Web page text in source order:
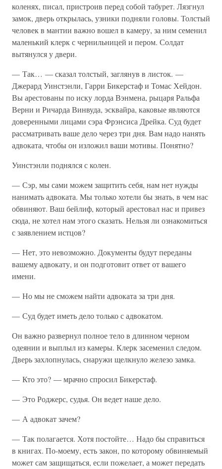
коленях, писал, пристроив перед собой табурет. Лязгнул
замок, дверь открылась, узники подняли головы. Толстый
человек в мантии важно вошел в камеру, за ним семенил
маленький клерк с чернильницей и пером. Солдат
вытянулся у двери.
— Так… — сказал толстый, заглянув в листок. —
Джерард Уинстэнли, Гарри Бикерстаф и Томас Хейдон.
Вы арестованы по иску лорда Вэнмена, рыцаря Ральфа
Верни и Ричарда Винвуда, эсквайра, каковые являются
доверенными лицами сэра Фрэнсиса Дрейка. Суд будет
рассматривать ваше дело через три дня. Вам надо нанять
адвоката, чтобы он изложил ваши мотивы. Понятно?
Уинстэнли поднялся с колен.
— Сэр, мы сами можем защитить себя, нам нет нужды
нанимать адвоката. Мы только хотели бы знать, в чем нас
обвиняют. Ваш бейлиф, который арестовал нас и привез
сюда, не хотел нам этого сказать. Нельзя ли ознакомиться
с заявлением истцов?
— Нет, это невозможно. Документы будут переданы
вашему адвокату, и он подготовит ответ от вашего
имени.
— Но мы не сможем найти адвоката за три дня.
— Суд будет иметь дело только с адвокатом.
Он важно развернул полное тело в длинном черном
одеянии и выплыл из камеры. Клерк засеменил следом.
Дверь захлопнулась, снаружи щелкнуло железо замка.
— Кто это? — мрачно спросил Бикерстаф.
— Это Роджерс, судья. Он ведет наше дело.
— А адвокат зачем?
— Так полагается. Хотя постойте… Надо бы справиться
в книгах. По-моему, есть закон, по которому обвиняемый
может сам защищаться, если пожелает, а может передать